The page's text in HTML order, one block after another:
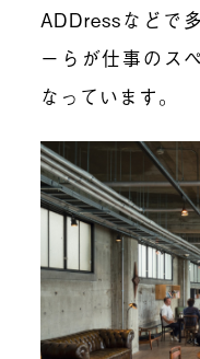
ADDressなどで
ーらが仕事のス
なっています。